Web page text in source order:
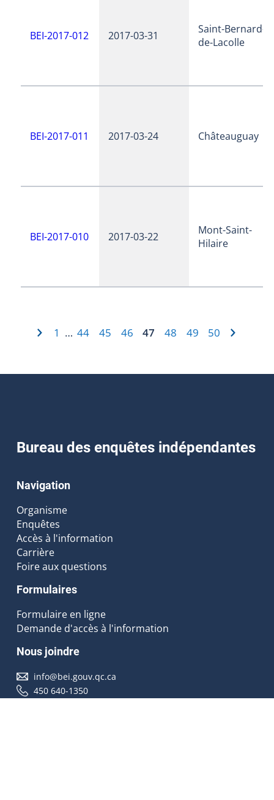
BEI-2017-012 2017-03-31
Saint-Bernard-
de-Lacolle
BEI-2017-011 2017-03-24 Châteauguay
BEI-2017-010 2017-03-22
Mont-Saint-
Hilaire
1 … 44 45 46 47 48 49 50
Bureau des enquêtes indépendantes
Navigation
Organisme
Enquêtes
Accès à l'information
Carrière
Foire aux questions
Formulaires
Formulaire en ligne
Demande d'accès à l'information
Nous joindre
info@bei.gouv.qc.ca
450 640-1350